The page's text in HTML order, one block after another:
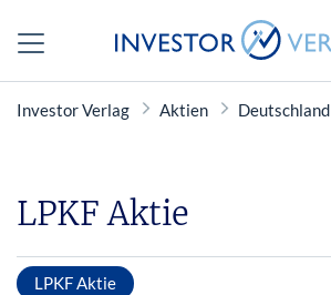
Investor Verlag Aktien Deutschland
LPKF Aktie
LPKF Aktie